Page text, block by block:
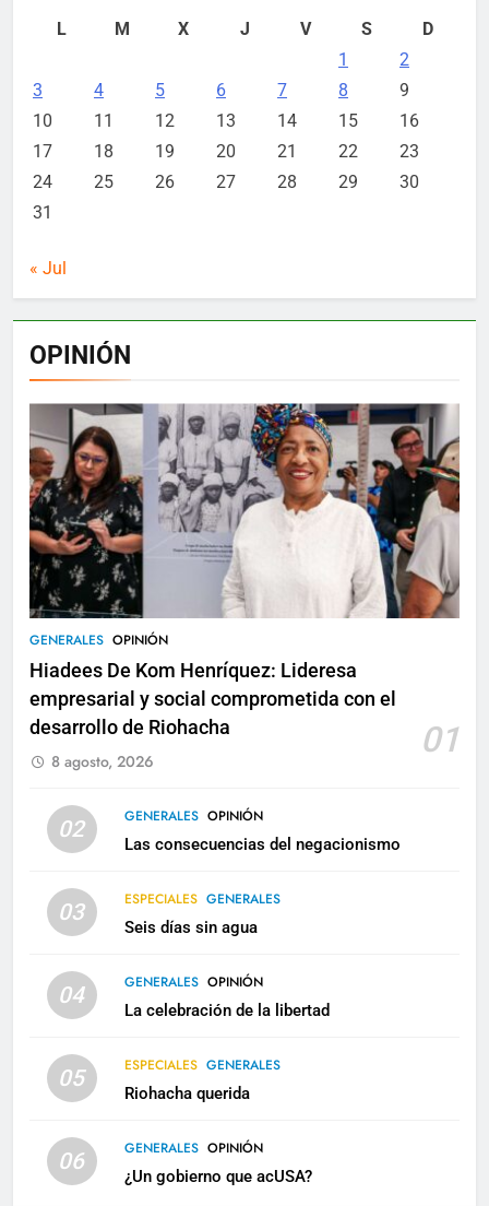
L M X J V S
D
1
2
3
4 5 6 7 8
9
10
11 12 13 14 15
16
17
18 19 20 21 22
23
24
25 26 27 28 29
30
31
« Jul
OPINIÓN
GENERALES OPINIÓN
Hiadees De Kom Henríquez: Lideresa
empresarial y social comprometida con el
desarrollo de Riohacha
01
8 agosto, 2026
02 GENERALES OPINIÓN
Las consecuencias del negacionismo
03 ESPECIALES GENERALES
Seis días sin agua
04 GENERALES OPINIÓN
La celebración de la libertad
05 ESPECIALES GENERALES
Riohacha querida
06 GENERALES OPINIÓN
¿Un gobierno que acUSA?